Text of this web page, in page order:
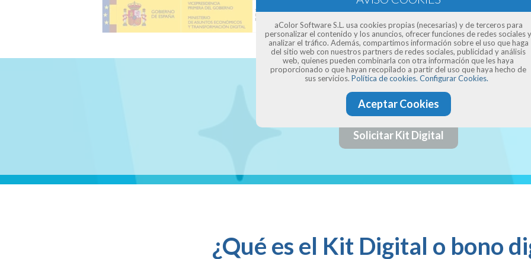
Solicitar el Kit digital
Solicitar Kit Digital
¿Qué es el Kit Digital o bono
aColor Software S.L. usa cookies propias (necesarias) y de terceros para
personalizar el contenido y los anuncios, ofrecer funciones de redes sociales y
analizar el tráfico. Además, compartimos información sobre el uso que haga
del sitio web con nuestros partners de redes sociales, publicidad y análisis
web, quienes pueden combinarla con otra información que les haya
proporcionado o que hayan recopilado a partir del uso que haya hecho de
sus servicios. Política de cookies. Configurar Cookies.
Aceptar Cookies